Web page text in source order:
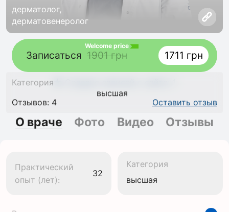
дерматолог,
дерматовенеролог
Записаться
Welcome price
1901 грн 1711 грн
Категория
высшая
Отзывов: 4
Оставить отзыв
О враче Фото Видео Отзывы
Практический
опыт (лет):
32
Категория
высшая